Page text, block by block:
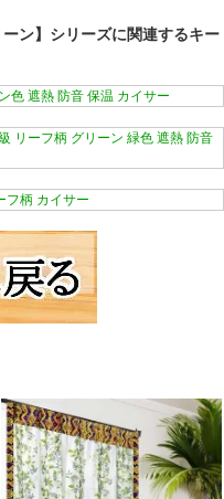
ン】シリーズに関連するキー
色 遮熱 防音 保温 カイサー
リーフ柄 グリーン 緑色 遮熱 防音
フ柄 カイサー